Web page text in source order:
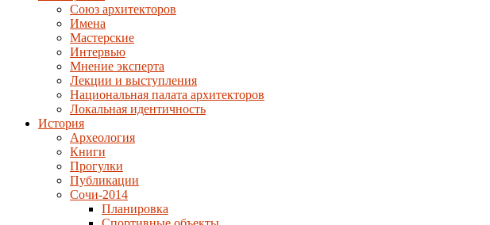
Союз архитекторов
Имена
Мастерские
Интервью
Мнение эксперта
Лекции и выступления
Национальная палата архитекторов
Локальная идентичность
История
Археология
Книги
Прогулки
Публикации
Сочи-2014
Планировка